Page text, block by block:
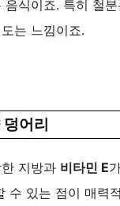
식이죠. 특히 철
는 느낌이죠.
어리
지방과 비타민 E
수 있는 점이 매력